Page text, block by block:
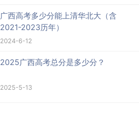
广西高考多少分能上清华北大（含
2021-2023历年）
2024-6-12
2025广西高考总分是多少分？
2025-5-13